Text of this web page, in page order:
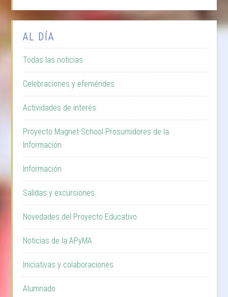
AL DÍA
Todas las noticias
Celebraciones y efemérides
Actividades de interés
Proyecto Magnet-School Prosumidores de la
Información
Información
Salidas y excursiones
Novedades del Proyecto Educativo
Noticias de la APyMA
Iniciativas y colaboraciones
Alumnado